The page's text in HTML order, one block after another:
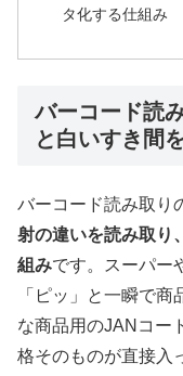
タ化する仕組み
バーコード読
と白いすき間
バーコード読み取り
射の違いを読み取り
組みです。スーパー
「ピッ」と一瞬で
な商品用のJANコー
格そのものが直接入